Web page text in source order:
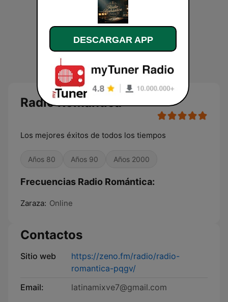
Radio Romántica
Los mejores éxitos de todos los tiempos
Años 80 Años 90 Años 2000
Frecuencias Radio Romántica:
Zaraza: Online
Contactos
Sitio web
https://zeno.fm/radio/radio-
romantica-pqgv/
Email:
latinamixve7@gmail.com
DESCARGAR APP